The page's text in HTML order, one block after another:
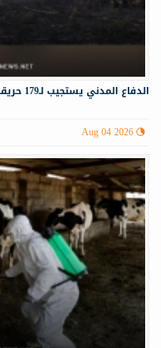
الدفاع المدني يستجيب لـ179 حريقا وحادث سير في عموم سوريا
Aug 04 2026